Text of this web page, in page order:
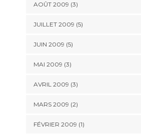
AOÛT 2009 (3)
JUILLET 2009 (5)
JUIN 2009 (5)
MAI 2009 (3)
AVRIL 2009 (3)
MARS 2009 (2)
FÉVRIER 2009 (1)